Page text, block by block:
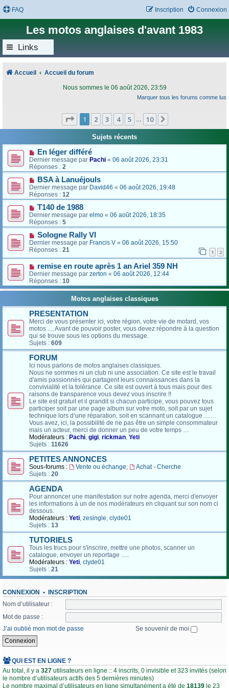
FAQ Connexion
Inscription
Les motos anglaises d'avant 1983
Links
Accueil Accueil du forum
Nous sommes le 06 août 2026, 23:59
Marquer tous les forums comme lus
Page 1sur
1 2 3 4 5 10
Sujets récents
En léger différé
Dernier message par Pachi « 06 août 2026, 23:31
Réponses : 2
BSA à Lanuéjouls
Dernier message par David46 « 06 août 2026, 19:48
Réponses : 12
T140 de 1988
Dernier message par elmo « 06 août 2026, 18:35
Réponses : 5
Sologne Rally VI
Dernier message par Francis V « 06 août 2026, 15:50
Réponses : 21 1 2
remise en route après 1 an Ariel 359 NH
Dernier message par zerton « 06 août 2026, 12:44
Réponses : 10
Motos anglaises classiques
PRESENTATION
Merci de vous présenter ici, votre région, votre vie de motard, vos
motos .... Avant de pouvoir poster, vous devez répondre à la question
qui se trouve sous les options du message.
Sujets : 609
FORUM
Ici nous parlons de motos anglaises classiques.
Nous ne sommes ni un club ni une association. Ce site est le travail
d'amis passionnés qui partagent leurs connaissances dans la
convivialité et la tolérance. Ce site est ouvert à tous mais pour des
raisons de transparence vous devez vous inscrire !!
Le site est gratuit et il grandit si chacun participe, vous pouvez tous
participer soit par une page album sur votre moto, soit par un sujet
technique lors d’une réparation, soit en scannant un catalogue ……
Vous avez, ici, la possibilité de ne pas être un simple consommateur
mais un acteur, merci de donner un peu de votre temps …
Modérateurs : Pachi, gigi, rickman, Yeti
Sujets : 11626
PETITES ANNONCES
Sous-forums : Vente ou échange,
Achat - Cherche
Sujets : 20
AGENDA
Pour annoncer une manifestation sur notre agenda, merci d'envoyer
les informations à un de nos modérateurs en cliquant sur son nom ci
dessous.
Modérateurs : Yeti, zesingle, clyde01
Sujets : 13
TUTORIELS
Tous les trucs pour s'inscrire, mettre une photos, scanner un
catalogue, envoyer un reportage .....
Modérateurs : Yeti, clyde01
Sujets : 21
CONNEXION • INSCRIPTION
Nom d’utilisateur :
Mot de passe :
J’ai oublié mon mot de passe
Se souvenir de moi
QUI EST EN LIGNE ?
Au total, il y a 327 utilisateurs en ligne :: 4 inscrits, 0 invisible et 323 invités (selon
le nombre d’utilisateurs actifs des 5 dernières minutes)
Le nombre maximal d’utilisateurs en ligne simultanément a été de 18139 le 23